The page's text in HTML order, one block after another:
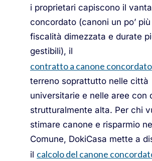
i proprietari capiscono il
concordato (canoni un po’
fiscalità dimezzata e durate
gestibili), il
contratto a canone concordato
terreno soprattutto nelle città
universitarie e nelle aree con
strutturalmente alta. Per chi
stimare canone e risparmio
Comune, DokiCasa mette a
il calcolo del canone